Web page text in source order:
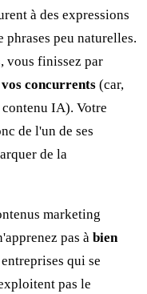
à des expressions
phrases peu naturelles.
vous finissez par
concurrents (car,
IA). Votre
de l'un de ses
de la
marketing
pas à bien
qui se
pas le